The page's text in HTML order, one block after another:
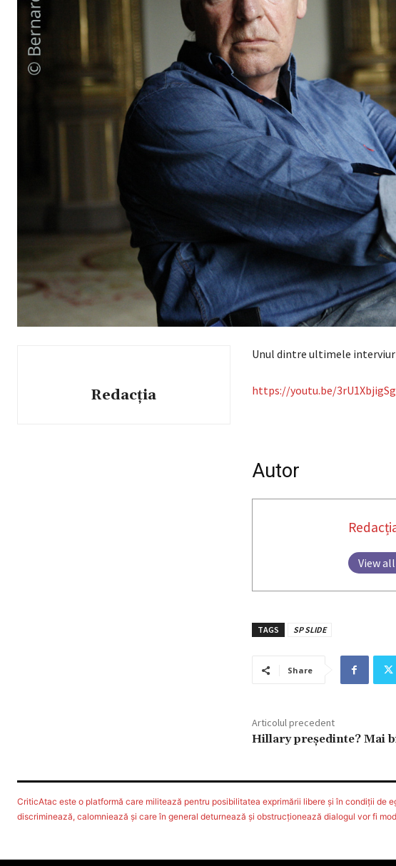
Redacția
Unul dintre ultimele
https://youtu.be/3rU1XbjigSg
Autor
View
TAGS SP SLIDE
Share
Articolul precedent
Hillary președinte? Mai
CriticAtac este o platformă care militează pentru posibilitatea exprimării libere şi în condiţii de
discriminează, calomniează şi care în general deturnează şi obstrucţionează dialogul vor fi